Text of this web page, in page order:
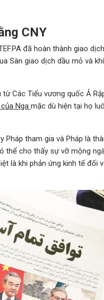
CNY
đã hoàn thành giao
Sàn giao dịch dầu mỏ và
Các Tiểu vương quốc Ả
Nga mặc dù hiện tại họ
tham gia và Pháp là
thể cho thấy sự vỡ mộng
là khi phản ứng kinh tế đối